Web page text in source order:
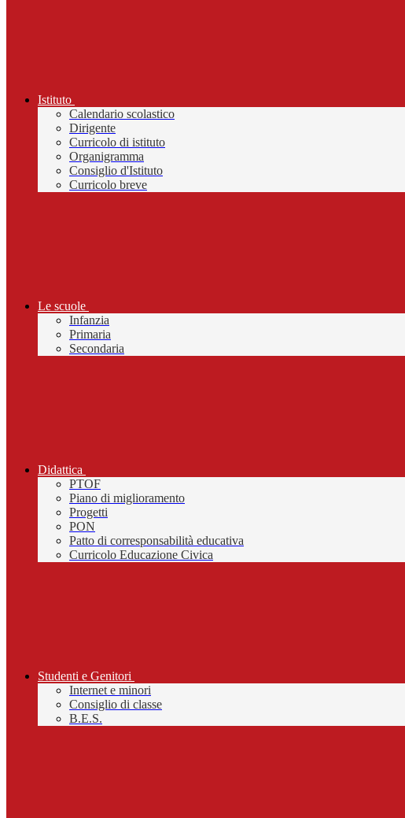
Istituto
Calendario scolastico
Dirigente
Curricolo di istituto
Organigramma
Consiglio d'Istituto
Curricolo breve
Le scuole
Infanzia
Primaria
Secondaria
Didattica
PTOF
Piano di miglioramento
Progetti
PON
Patto di corresponsabilità educativa
Curricolo Educazione Civica
Studenti e Genitori
Internet e minori
Consiglio di classe
B.E.S.